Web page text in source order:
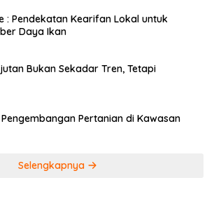
: Pendekatan Kearifan Lokal untuk
Daya Ikan
Bukan Sekadar Tren, Tetapi
Pertanian di Kawasan
Selengkapnya